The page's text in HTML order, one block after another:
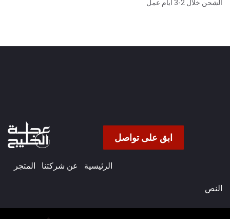
الشحن خلال 2-3 أيام عمل
ابق على تواصل
الرئيسية عن شركتنا​ المتجر
النص